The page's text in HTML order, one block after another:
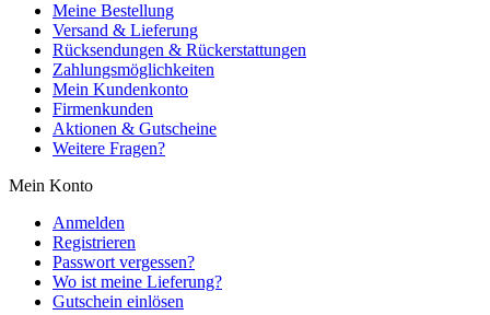
Meine Bestellung
Versand & Lieferung
Rücksendungen & Rückerstattungen
Zahlungsmöglichkeiten
Mein Kundenkonto
Firmenkunden
Aktionen & Gutscheine
Weitere Fragen?
Mein Konto
Anmelden
Registrieren
Passwort vergessen?
Wo ist meine Lieferung?
Gutschein einlösen